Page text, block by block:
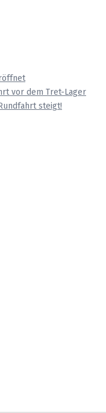
vor dem Tret-Lager
steigt!